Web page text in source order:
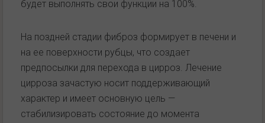
будет выполнять свои функции на 100%.
На поздней стадии фиброз формирует в печени и
на ее поверхности рубцы, что создает
предпосылки для перехода в цирроз. Лечение
цирроза зачастую носит поддерживающий
характер и имеет основную цель —
стабилизировать состояние до момента